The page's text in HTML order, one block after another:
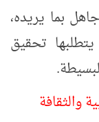
بما يريده،
تحقيق
والثقافة